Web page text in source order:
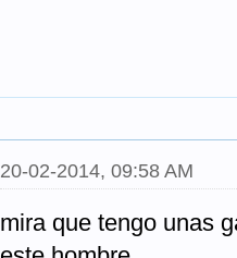
20-02-2014, 09:58 AM
mira que tengo unas